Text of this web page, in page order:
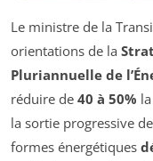
Le ministre de la
orientations de la
Pluriannuelle de
réduire de 40 à 50%
la sortie progressive
formes énergétiques